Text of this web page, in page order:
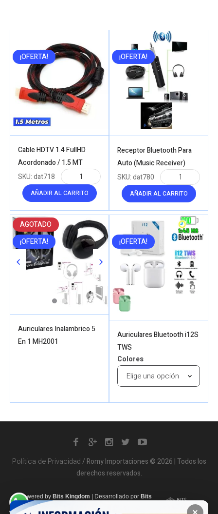
¡OFERTA!
Cable HDTV 1.4 FullHD
Acordonado / 1.5 MT
AÑADIR AL CARRITO
SKU:dat718
¡OFERTA!
Receptor Bluetooth Para
Auto (Music Receiver)
AÑADIR AL CARRITO
SKU:dat780
AGOTADO
¡OFERTA!
Auriculares Inalambrico 5
En 1 MH2001
¡OFERTA!
Auriculares Bluetooth i12S
TWS
Colores
Política de Privacidad/ Romy Importaciones © 2026 | Todos los
derechos reservados.
Powered by Bits Kingdom Desarrollado por Bits
Kingdom